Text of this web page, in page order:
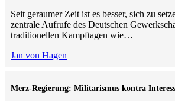
Seit geraumer Zeit ist es besser, sich zu
zentrale Aufrufe des Deutschen
traditionellen Kampftagen wie…
Jan von Hagen
Merz-Regierung: Militarismus kontra